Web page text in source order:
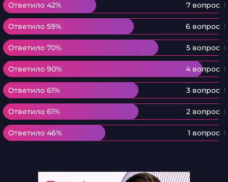
Ответило 42% 7 вопрос
Ответило 42%
Ответило 59% 6 вопрос
Ответило 59%
Ответило 70% 5 вопрос
Ответило 70%
Ответило 90% 4 вопрос
Ответило 90%
Ответило 61% 3 вопрос
Ответило 61%
Ответило 61% 2 вопрос
Ответило 61%
Ответило 46% 1 вопрос
Ответило 46%